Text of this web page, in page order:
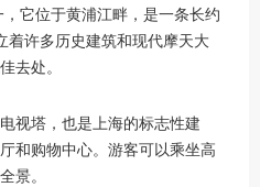
它位于黄浦江畔，是一条长约
着许多历史建筑和现代摩天大
去处。
视塔，也是上海的标志性建
和购物中心。游客可以乘坐高
景。